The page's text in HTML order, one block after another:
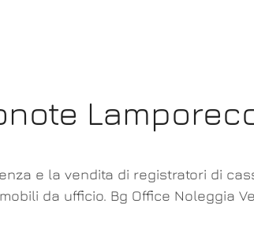
e la vendita di registratori di
da ufficio. Bg Office Noleggia